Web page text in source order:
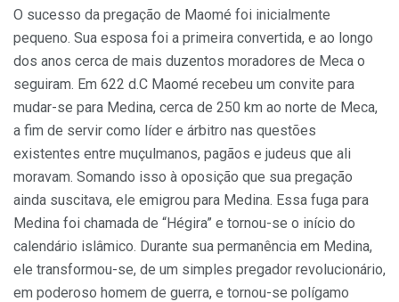
O sucesso da pregação de Maomé foi inicialmente
pequeno. Sua esposa foi a primeira convertida, e ao longo
dos anos cerca de mais duzentos moradores de Meca o
seguiram. Em 622 d.C Maomé recebeu um convite para
mudar-se para Medina, cerca de 250 km ao norte de Meca,
a fim de servir como líder e árbitro nas questões
existentes entre muçulmanos, pagãos e judeus que ali
moravam. Somando isso à oposição que sua pregação
ainda suscitava, ele emigrou para Medina. Essa fuga para
Medina foi chamada de “Hégira” e tornou-se o início do
calendário islâmico. Durante sua permanência em Medina,
ele transformou-se, de um simples pregador revolucionário,
em poderoso homem de guerra, e tornou-se polígamo